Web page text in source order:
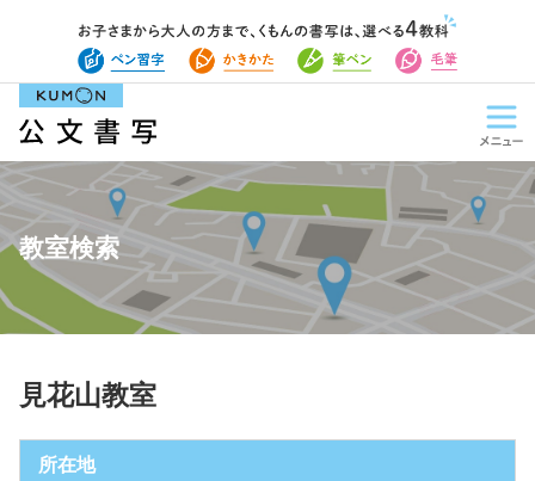
教室検索
見花山教室
所在地